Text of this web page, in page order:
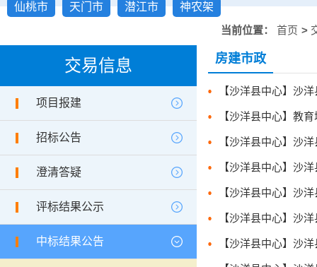
仙桃市
天门市 潜江市
神农架
当前位置： 首页 >
交易信息
项目报建
招标公告
澄清答疑
评标结果公示
中标结果公告
房建市政